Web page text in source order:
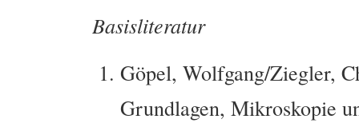
Basisliteratur
Göpel, Wolfgang/Ziegler,
Grundlagen, Mikroskopie